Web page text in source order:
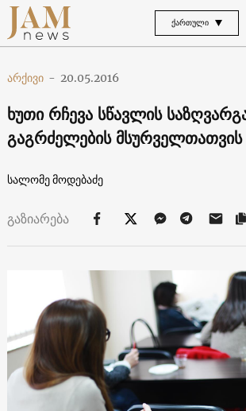
ᲥᲐᲠᲗᲣᲚᲘ
არქივი - 20.05.2016
ხუთი რჩევა სწავლის
გაგრძელების მსურველთათვის
სალომე მოდებაძე
გაზიარება